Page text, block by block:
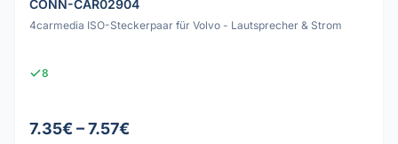
CONN-CAR02904
4carmedia ISO-Steckerpaar für Volvo - Lautsprecher & Strom
8
7.35€ – 7.57€